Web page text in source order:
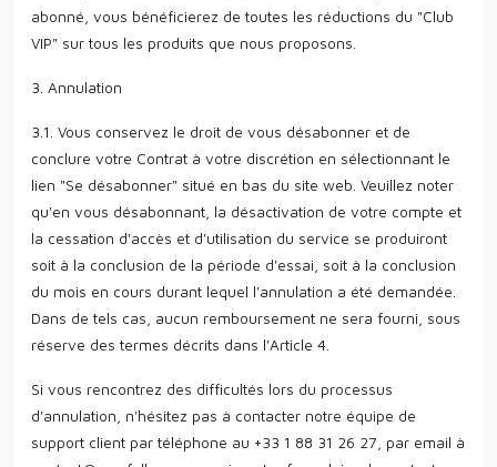
abonné, vous bénéficierez de toutes les réductions du "Club
VIP" sur tous les produits que nous proposons.
3. Annulation
3.1. Vous conservez le droit de vous désabonner et de
conclure votre Contrat à votre discrétion en sélectionnant le
lien "Se désabonner" situé en bas du site web. Veuillez noter
qu'en vous désabonnant, la désactivation de votre compte et
la cessation d'accès et d'utilisation du service se produiront
soit à la conclusion de la période d'essai, soit à la conclusion
du mois en cours durant lequel l'annulation a été demandée.
Dans de tels cas, aucun remboursement ne sera fourni, sous
réserve des termes décrits dans l'Article 4.
Si vous rencontrez des difficultés lors du processus
d'annulation, n'hésitez pas à contacter notre équipe de
support client par téléphone au +33 1 88 31 26 27, par email à